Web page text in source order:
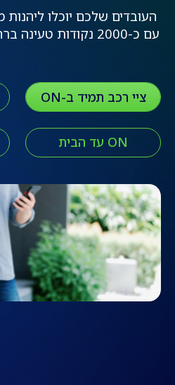
העובדים שלכם יוכלו
עם כ-2000 נקודות טעינה ברחבי הארץ ותמיכה 24/7
ציי רכב תמיד ב-ON
ON עד הבית